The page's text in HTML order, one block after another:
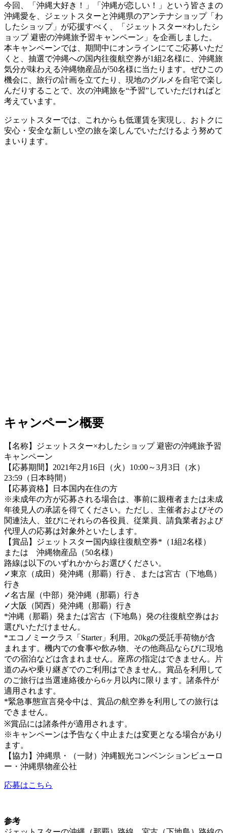
今回、「沖縄大好き！」「沖縄が恋しい！」という皆さまの
沖縄愛を、ジェットスターと沖縄県のアンテナショップ「わ
したショップ」が応援すべく、「ジェットスター×わしたシ
ョップ 避密の沖縄旅予習キャンペーン」を企画しました。
本キャンペーンでは、期間中にオンラインにてご応募いただ
くと、抽選で沖縄への国内往復航空券が1組2名様に、沖縄旅
気分が味わえる沖縄物産品が50名様に当たります。ぜひこの
機会に、旅行の計画を立てたり、現地のグルメを自宅で楽し
んだりすることで、次の沖縄旅を“予習”していただければと
考えています。
ジェットスターでは、これからも低運賃を実現し、おトクに
安心・安全な新しい空の旅を楽しんでいただけるよう努めて
まいります。
キャンペーン概要
【名称】ジェットスター×わしたショップ 避密の沖縄旅予習
キャンペーン
【応募期間】2021年2月16日（火）10:00～3月3日（水）
23:59（日本時間）
【応募資格】日本国内在住の方
※未成年の方が応募される場合は、事前に親権者または未成
年後見人の承諾を得てください。ただし、主催者およびその
関連法人、並びにそれらの各役員、従業員、請負業者および
代理人の応募は対象外といたします。
【賞品】ジェットスター国内線往復航空券*（1組2名様）
または 沖縄物産品（50名様）
路線は以下のいずれかからお選びください。
✓東京（成田）発沖縄（那覇）行き、または宮古（下地島）
行き
✓名古屋（中部）発沖縄（那覇）行き
✓大阪（関西）発沖縄（那覇）行き
*沖縄（那覇）発または宮古（下地島）発の往復航空券はお
選びいただけません。
*エコノミークラス「Starter」利用。20kgの受託手荷物が含
まれます。機内での食事や飲み物、その他商品ならびに現地
での宿泊などは含まれません。座席の指定はできません。片
道のみや乗り継ぎでのご利用はできません。賞品を利用して
のご旅行は当選連絡後から6ヶ月以内に限ります。諸条件が
適用されます。
*緊急事態宣言発令中は、賞品の航空券を利用しての旅行は
できません。
※賞品には諸条件が適用されます。
※キャンペーンは予告なく中止または変更となる場合があり
ます。
【協力】沖縄県・（一財）沖縄観光コンベンションビューロ
ー・沖縄県物産公社
応募はこちら
参考